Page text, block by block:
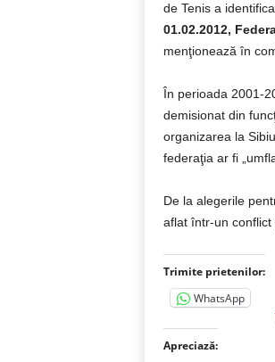
de Tenis a
01.02.2012,
menţionează în
În perioada 2001-
demisionat din
organizarea la
federaţia ar fi
De la alegerile
aflat într-un conflict
Trimite prietenilor:
WhatsApp
Apreciază: